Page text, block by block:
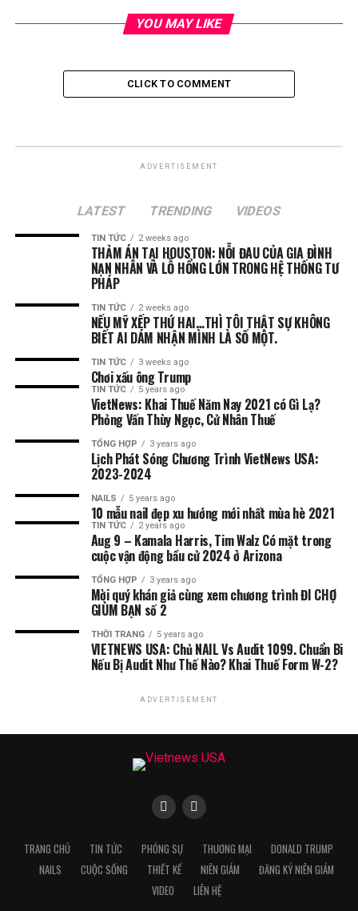
YOU MAY LIKE
CLICK TO COMMENT
ADVERTISEMENT
LATEST TRENDING VIDEOS
TIN TỨC 2 weeks ago
THẢM ÁN TẠI HOUSTON: NỖI ĐAU CỦA GIA ĐÌNH
NẠN NHÂN VÀ LỖ HỔNG LỚN TRONG HỆ THỐNG TƯ
PHÁP
TIN TỨC 2 weeks ago
NẾU MỸ XẾP THỨ HAI…THÌ TÔI THẬT SỰ KHÔNG
BIẾT AI DÁM NHẬN MÌNH LÀ SỐ MỘT.
TIN TỨC 3 weeks ago
Chơi xấu ông Trump
TIN TỨC 5 years ago
VietNews: Khai Thuế Năm Nay 2021 có Gì Lạ?
Phỏng Vấn Thùy Ngọc, Cử Nhân Thuế
TỔNG HỢP 3 years ago
Lịch Phát Sóng Chương Trình VietNews USA:
2023-2024
NAILS 5 years ago
10 mẫu nail đẹp xu hướng mới nhất mùa hè 2021
TIN TỨC 2 years ago
Aug 9 – Kamala Harris, Tim Walz Có mặt trong
cuộc vận động bầu cử 2024 ở Arizona
TỔNG HỢP 3 years ago
Mời quý khán giả cùng xem chương trình ĐI CHỢ
GIÙM BẠN số 2
THỜI TRANG 5 years ago
VIETNEWS USA: Chủ NAIL Vs Audit 1099. Chuẩn Bi
Nếu Bị Audit Như Thế Nào? Khai Thuế Form W-2?
ADVERTISEMENT
TRANG CHỦ TIN TỨC PHÓNG SỰ THƯƠNG MẠI
DONALD TRUMP
NAILS
CUỘC SỐNG THIẾT KẾ NIÊN GIÁM
ĐĂNG KÝ NIÊN GIÁM
VIDEO
LIÊN HỆ